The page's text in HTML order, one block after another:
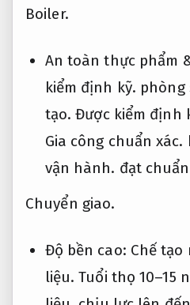
Boiler.
An toàn thực phẩm
kiểm định kỹ.
tạo. Được kiểm định
Gia công chuẩn xác.
vận hành. đạt chuẩn
Chuyển giao.
Độ bền cao: Chế tạo
liệu. Tuổi thọ 10–15